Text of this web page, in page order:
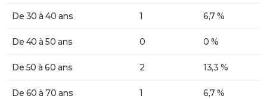
De 30 à 40 ans 1 6,7 %
De 40 à 50 ans 0 0 %
De 50 à 60 ans 2 13,3 %
De 60 à 70 ans 1 6,7 %